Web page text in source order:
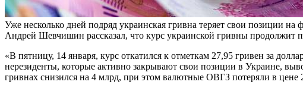
Уже несколько дней подряд украинская гривна теряет свои позиции
Андрей Шевчишин рассказал, что курс украинской гривны продолжит
«В пятницу, 14 января, курс откатился к отметкам 27,95 гривен за
нерезиденты, которые активно закрывают свои позиции в Украине,
гривнах снизился на 4 млрд, при этом валютные ОВГЗ потеряли в цене